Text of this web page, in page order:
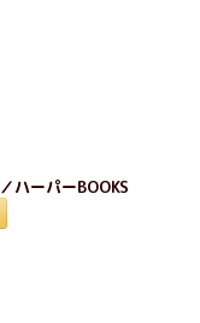
ハーパーBOOKS